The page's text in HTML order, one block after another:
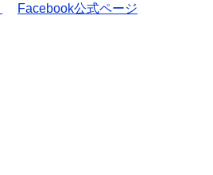
Facebook公式ページ